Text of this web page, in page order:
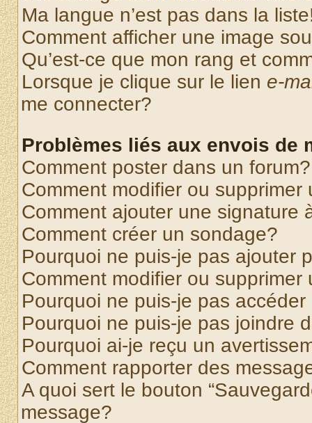
Ma langue n’est pas dans la
Comment afficher une image
Qu’est-ce que mon rang et
Lorsque je clique sur le lien e-
me connecter?
Problèmes liés aux envois de
Comment poster dans un forum?
Comment modifier ou supprimer
Comment ajouter une signature
Comment créer un sondage?
Pourquoi ne puis-je pas ajouter
Comment modifier ou supprimer
Pourquoi ne puis-je pas
Pourquoi ne puis-je pas joindre
Pourquoi ai-je reçu un
Comment rapporter des
A quoi sert le bouton
message?